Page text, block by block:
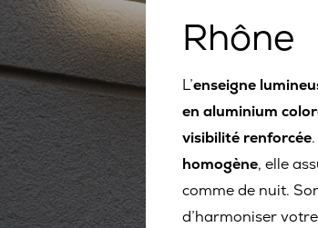
Rhône
L’enseigne
en aluminium
visibilité renforcée
homogène, elle
comme de nuit.
d’harmoniser